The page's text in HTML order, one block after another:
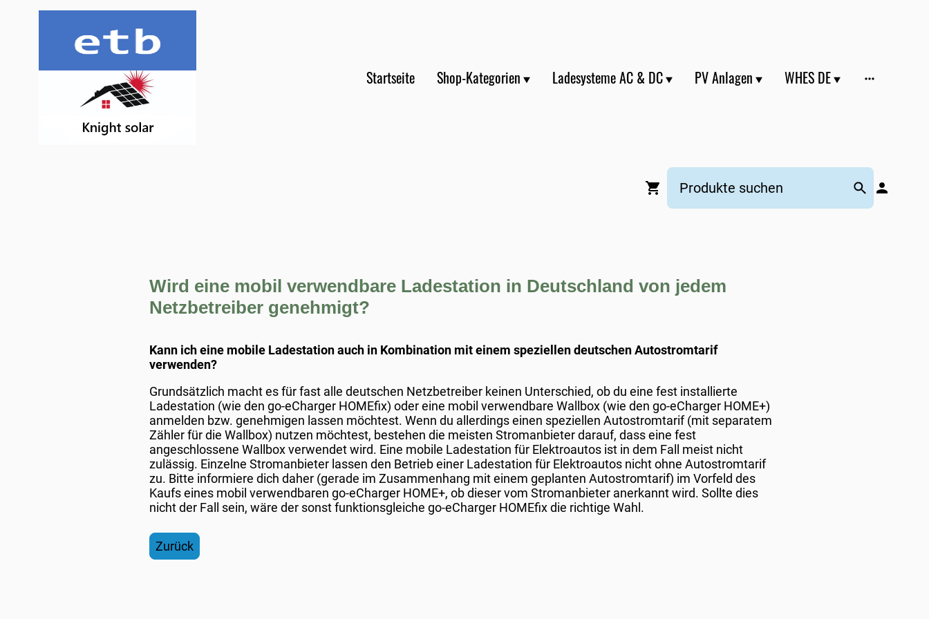
Startseite Shop-Kategorien Ladesysteme AC & DC PV Anlagen WHES DE
Wird eine mobil verwendbare Ladestation in Deutschland von jedem
Netzbetreiber genehmigt?
Kann ich eine mobile Ladestation auch in Kombination mit einem speziellen deutschen Autostromtarif
verwenden?
Grundsätzlich macht es für fast alle deutschen Netzbetreiber keinen Unterschied, ob du eine fest installierte
Ladestation (wie den go-eCharger HOMEfix) oder eine mobil verwendbare Wallbox (wie den go-eCharger HOME+)
anmelden bzw. genehmigen lassen möchtest. Wenn du allerdings einen speziellen Autostromtarif (mit separatem
Zähler für die Wallbox) nutzen möchtest, bestehen die meisten Stromanbieter darauf, dass eine fest
angeschlossene Wallbox verwendet wird. Eine mobile Ladestation für Elektroautos ist in dem Fall meist nicht
zulässig. Einzelne Stromanbieter lassen den Betrieb einer Ladestation für Elektroautos nicht ohne Autostromtarif
zu. Bitte informiere dich daher (gerade im Zusammenhang mit einem geplanten Autostromtarif) im Vorfeld des
Kaufs eines mobil verwendbaren go-eCharger HOME+, ob dieser vom Stromanbieter anerkannt wird. Sollte dies
nicht der Fall sein, wäre der sonst funktionsgleiche go-eCharger HOMEfix die richtige Wahl.
Zurück